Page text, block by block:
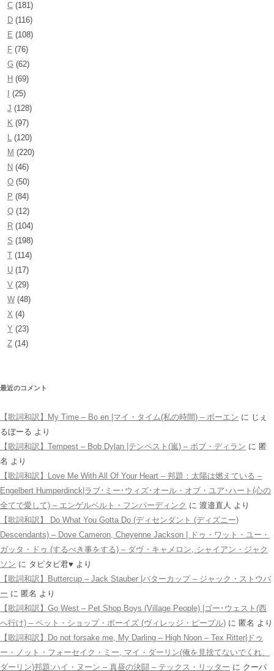
C (181)
D (116)
E (108)
F (76)
G (62)
H (69)
(25)
J (128)
K (97)
L (120)
M (220)
N (46)
O (50)
P (84)
Q (12)
R (104)
S (198)
T (114)
U (17)
V (29)
W (48)
X (4)
Y (23)
Z (14)
最近のコメント
【歌詞和訳】My Time – Bo en |マイ・タイム(私の時間) – ボーエン に じぇ
るぼーる より
【歌詞和訳】Tempest – Bob Dylan |テンペスト(嵐) – ボブ・ディラン に 匿
名 より
【歌詞和訳】Love Me With All Of Your Heart – 邦題：太陽は燃えている –
Engelbert Humperdinck|ラブ･ミー･ウィズ･オール・オブ・ユア･ハート(心の
全てで愛して) – エンゲルベルト・フンパーディンク に 渡邉直人 より
【歌詞和訳】 Do What You Gotta Do (ディセンダント (ディズニー)
Descendants) – Dove Cameron, Cheyenne Jackson | ドゥ・ワット・ユー・
ガッタ・ドゥ (するべき事をする) – ダヴ・キャメロン, シャイアン・ジャク
ソン に タピタピ君♥️ より
【歌詞和訳】Buttercup – Jack Stauber |バターカップ – ジャック・ストウバ
ー に 匿名 より
【歌詞和訳】Go West – Pet Shop Boys (Village People) |ゴー･ウェスト(西
へ行け) – ペット・ショップ・ボーイズ (ヴィレッジ・ピープル) に 匿名 より
【歌詞和訳】Do not forsake me, My Darling – High Noon – Tex Ritter|ドゥ
ー・ノット・フォーセイク・ミー, マイ・ダーリン(俺を見捨てないでくれ、
ダーリン)邦題:ハイ・ヌーン – 真昼の決闘 – テックス・リッター に クーパ